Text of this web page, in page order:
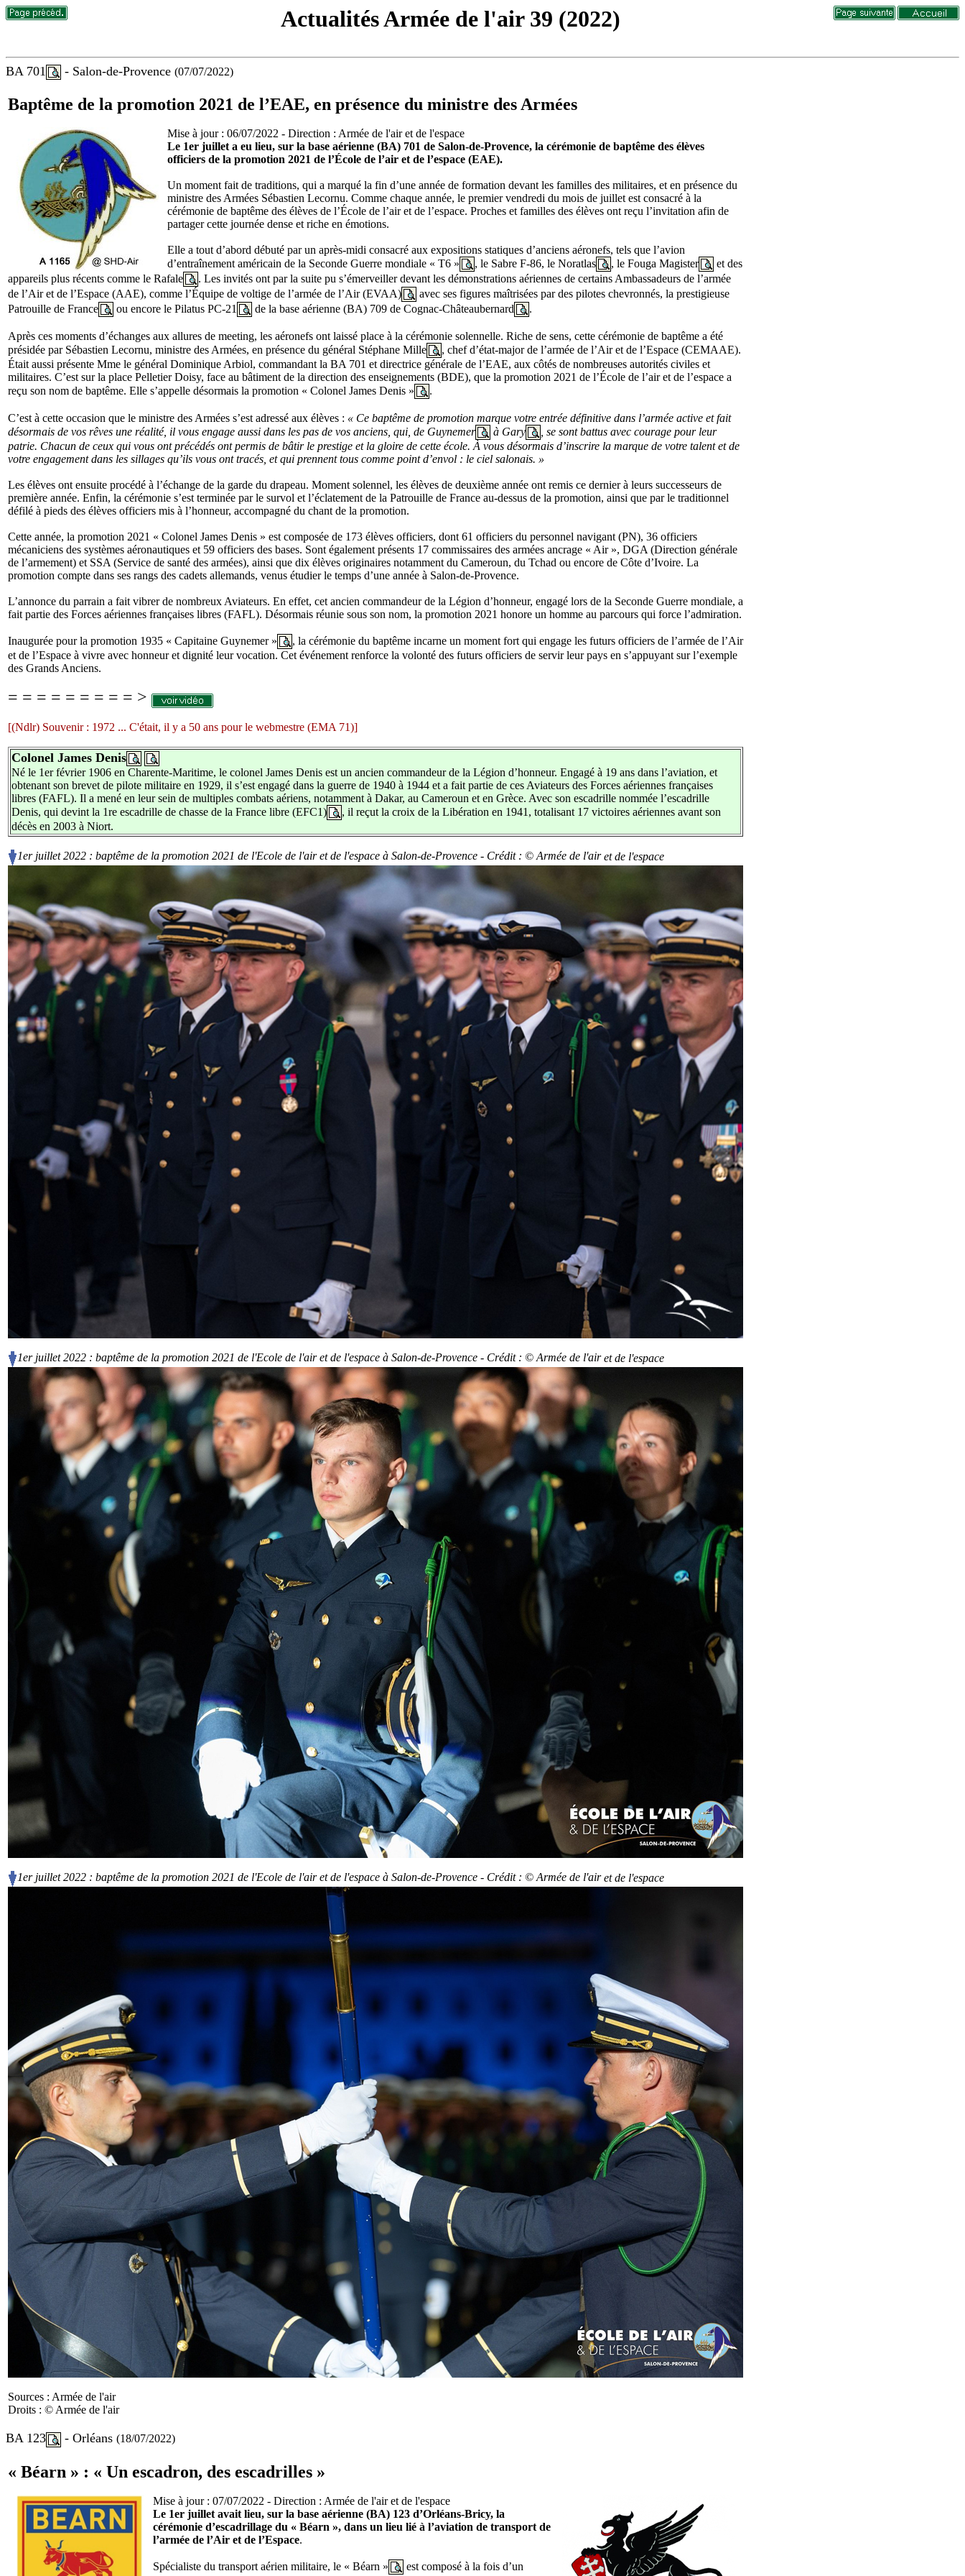
Actualités Armée de l'air 39 (2022)
BA 701 - Salon-de-Provence (07/07/2022)
Baptême de la promotion 2021 de l’EAE, en présence du ministre des Armées
Mise à jour : 06/07/2022 - Direction : Armée de l'air et de l'espace
Le 1er juillet a eu lieu, sur la base aérienne (BA) 701 de Salon-de-Provence, la cérémonie de baptême des élèves
officiers de la promotion 2021 de l’École de l’air et de l’espace (EAE).
Un moment fait de traditions, qui a marqué la fin d’une année de formation devant les familles des militaires, et en présence du
ministre des Armées Sébastien Lecornu. Comme chaque année, le premier vendredi du mois de juillet est consacré à la
cérémonie de baptême des élèves de l’École de l’air et de l’espace. Proches et familles des élèves ont reçu l’invitation afin de
partager cette journée dense et riche en émotions.
Elle a tout d’abord débuté par un après-midi consacré aux expositions statiques d’anciens aéronefs, tels que l’avion
d’entraînement américain de la Seconde Guerre mondiale « T6 »
, le Sabre F-86, le Noratlas , le Fouga Magister
et des
appareils plus récents comme le Rafale
. Les invités ont par la suite pu s’émerveiller devant les démonstrations aériennes de certains Ambassadeurs de l’armée
de l’Air et de l’Espace (AAE), comme l’Équipe de voltige de l’armée de l’Air (EVAA)
avec ses figures maîtrisées par des pilotes chevronnés, la prestigieuse
Patrouille de France
ou encore le Pilatus PC-21 de la base aérienne (BA) 709 de Cognac-Châteaubernard .
Après ces moments d’échanges aux allures de meeting, les aéronefs ont laissé place à la cérémonie solennelle. Riche de sens, cette cérémonie de baptême a été
présidée par Sébastien Lecornu, ministre des Armées, en présence du général Stéphane Mille
, chef d’état-major de l’armée de l’Air et de l’Espace (CEMAAE).
Était aussi présente Mme le général Dominique Arbiol, commandant la BA 701 et directrice générale de l’EAE, aux côtés de nombreuses autorités civiles et
militaires. C’est sur la place Pelletier Doisy, face au bâtiment de la direction des enseignements (BDE), que la promotion 2021 de l’École de l’air et de l’espace a
reçu son nom de baptême. Elle s’appelle désormais la promotion « Colonel James Denis »
.
C’est à cette occasion que le ministre des Armées s’est adressé aux élèves : « Ce baptême de promotion marque votre entrée définitive dans l’armée active et fait
désormais de vos rêves une réalité, il vous engage aussi dans les pas de vos anciens, qui, de Guynemer
à Gary
, se sont battus avec courage pour leur
patrie. Chacun de ceux qui vous ont précédés ont permis de bâtir le prestige et la gloire de cette école. À vous désormais d’inscrire la marque de votre talent et de
votre engagement dans les sillages qu’ils vous ont tracés, et qui prennent tous comme point d’envol : le ciel salonais. »
Les élèves ont ensuite procédé à l’échange de la garde du drapeau. Moment solennel, les élèves de deuxième année ont remis ce dernier à leurs successeurs de
première année. Enfin, la cérémonie s’est terminée par le survol et l’éclatement de la Patrouille de France au-dessus de la promotion, ainsi que par le traditionnel
défilé à pieds des élèves officiers mis à l’honneur, accompagné du chant de la promotion.
Cette année, la promotion 2021 « Colonel James Denis » est composée de 173 élèves officiers, dont 61 officiers du personnel navigant (PN), 36 officiers
mécaniciens des systèmes aéronautiques et 59 officiers des bases. Sont également présents 17 commissaires des armées ancrage « Air », DGA (Direction générale
de l’armement) et SSA (Service de santé des armées), ainsi que dix élèves originaires notamment du Cameroun, du Tchad ou encore de Côte d’Ivoire. La
promotion compte dans ses rangs des cadets allemands, venus étudier le temps d’une année à Salon-de-Provence.
L’annonce du parrain a fait vibrer de nombreux Aviateurs. En effet, cet ancien commandeur de la Légion d’honneur, engagé lors de la Seconde Guerre mondiale, a
fait partie des Forces aériennes françaises libres (FAFL). Désormais réunie sous son nom, la promotion 2021 honore un homme au parcours qui force l’admiration.
Inaugurée pour la promotion 1935 « Capitaine Guynemer »
, la cérémonie du baptême incarne un moment fort qui engage les futurs officiers de l’armée de l’Air
et de l’Espace à vivre avec honneur et dignité leur vocation. Cet événement renforce la volonté des futurs officiers de servir leur pays en s’appuyant sur l’exemple
des Grands Anciens.
= = = = = = = = = >
[(Ndlr) Souvenir : 1972 ... C'était, il y a 50 ans pour le webmestre (EMA 71)]
Colonel James Denis
Né le 1er février 1906 en Charente-Maritime, le colonel James Denis est un ancien commandeur de la Légion d’honneur. Engagé à 19 ans dans l’aviation, et
obtenant son brevet de pilote militaire en 1929, il s’est engagé dans la guerre de 1940 à 1944 et a fait partie de ces Aviateurs des Forces aériennes françaises
libres (FAFL). Il a mené en leur sein de multiples combats aériens, notamment à Dakar, au Cameroun et en Grèce. Avec son escadrille nommée l’escadrille
Denis, qui devint la 1re escadrille de chasse de la France libre (EFC1)
, il reçut la croix de la Libération en 1941, totalisant 17 victoires aériennes avant son
décès en 2003 à Niort.
1er juillet 2022 : baptême de la promotion 2021 de l'Ecole de l'air et de l'espace à Salon-de-Provence - Crédit : © Armée de l'air et de l'espace
1er juillet 2022 : baptême de la promotion 2021 de l'Ecole de l'air et de l'espace à Salon-de-Provence - Crédit : © Armée de l'air et de l'espace
1er juillet 2022 : baptême de la promotion 2021 de l'Ecole de l'air et de l'espace à Salon-de-Provence - Crédit : © Armée de l'air et de l'espace
Sources : Armée de l'air
Droits : © Armée de l'air
BA 123 - Orléans (18/07/2022)
« Béarn » : « Un escadron, des escadrilles »
Mise à jour : 07/07/2022 - Direction : Armée de l'air et de l'espace
Le 1er juillet avait lieu, sur la base aérienne (BA) 123 d’Orléans-Bricy, la
cérémonie d’escadrillage du « Béarn », dans un lieu lié à l’aviation de transport de
l’armée de l’Air et de l’Espace.
Spécialiste du transport aérien militaire, le « Béarn »
est composé à la fois d’un